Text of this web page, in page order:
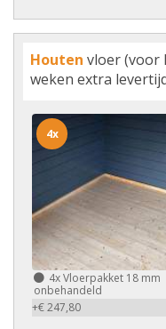
Houten vloer (voor
weken extra
4xVloerpakket 18 mm
onbehandeld
+€ 247,80
4x